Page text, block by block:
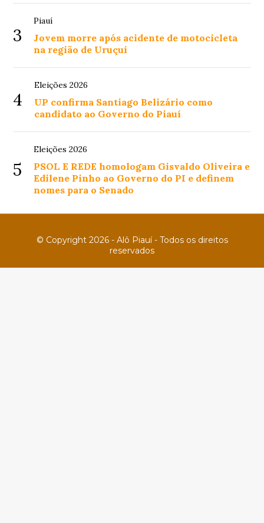
3
Piauí
Jovem morre após acidente de motocicleta
na região de Uruçuí
4
Eleições 2026
UP confirma Santiago Belizário como
candidato ao Governo do Piauí
5
Eleições 2026
PSOL E REDE homologam Gisvaldo Oliveira e
Edilene Pinho ao Governo do PI e definem
nomes para o Senado
© Copyright 2026 - Alô Piauí - Todos os direitos
reservados